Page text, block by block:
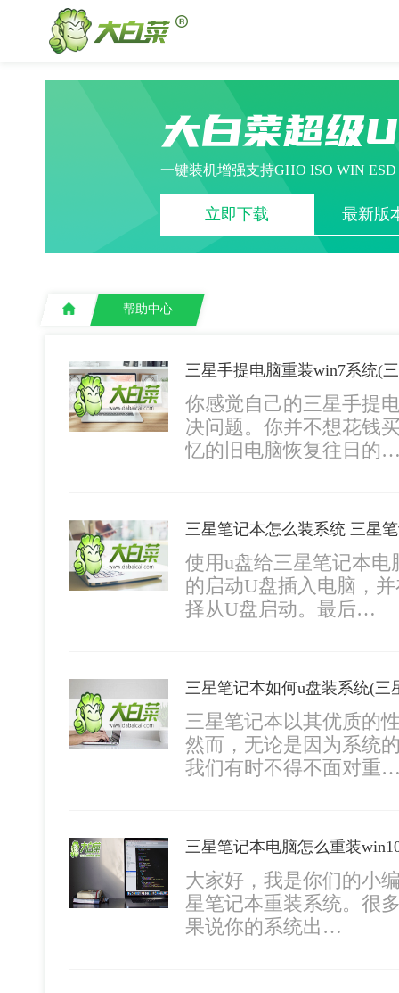
大白菜超级
一键装机增强支持GHO ISO WIN
立即下载 最新版
帮助中心
三星手提电脑重装win7系统(
你感觉自己的三星手提
决问题。你并不想花钱
忆的旧电脑恢复往日的
三星笔记本怎么装系统 三星
使用u盘给三星笔记本
的启动U盘插入电脑，
择从U盘启动。最后…
三星笔记本以其优质的
然而，无论是因为系统
我们有时不得不面对重
大家好，我是你们的小
星笔记本重装系统。很
果说你的系统出…